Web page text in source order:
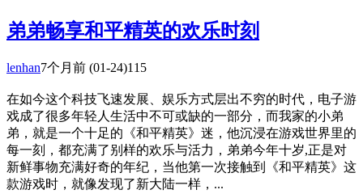
弟弟畅享和平精英的欢乐时刻
lenhan7个月前 (01-24)115
在如今这个科技飞速发展、娱乐方式层出不穷的时代，电子游
戏成了很多年轻人生活中不可或缺的一部分，而我家的小弟
弟，就是一个十足的《和平精英》迷，他沉浸在游戏世界里的
每一刻，都充满了别样的欢乐与活力，弟弟今年十岁,正是对
新鲜事物充满好奇的年纪，当他第一次接触到《和平精英》这
款游戏时，就像发现了新大陆一样，...